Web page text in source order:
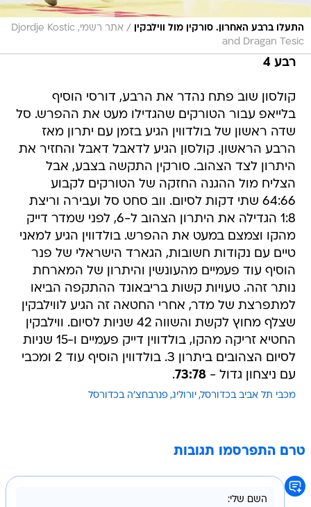
התעלו ברבע האחרון. סורקין מול ווילבקין /
אתר רשמי, Djordje Kostic
and Dragan Tesic
רבע 4
קולסון שוב פתח נהדר את הרבע, דורסי הוסיף
בלייאפ עבור הטורקים שהגדילו מעט את ההפרש. סל
שדה ראשון של בולדווין הגיע בזמן עם יתרון מאז
הרבע הראשון. קולסון הגיע לדאבל דאבל והחזיר את
היתרון לצד הצהוב. סורקין התקשה בצבע, אבל
הצליח מול ההגנה החזקה של הטורקים לקבוע
64:66 שתי דקות לסיום. ווב סחט סל ועבירה וריצת
1:8 הגדילה את היתרון הצהוב ל-6, לפני שמדר דייק
מהקו וצמצם במעט את ההפרש. בולדווין הגיע למאני
טיים עם נקודות חשובות, הגארד הישראלי של פנר
הוסיף עוד פעמיים מהעונשין והיתרון של המארחת
נותר זהה. טעויות קשות בריבאונד ההתקפה הביאו
למתפרצת של מדר, אחרי החטאה זה הגיע לווילבקין
שצלף מחוץ לקשת והשווה 42 שניות לסיום. ווילבקין
החטיא זריקה מהקו, בולדווין דייק פעמיים ו-15 שניות
לסיום הצהובים ביתרון 3. בולדווין הוסיף עוד 2 ומכבי
עם ניצחון גדול -73:78
.
מכבי תל אביב בכדורסל יורוליג פנרבחצ'ה בכדורסל
טרם התפרסמו תגובות